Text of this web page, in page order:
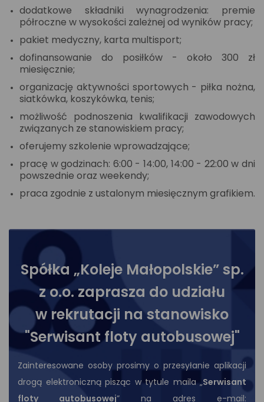
dodatkowe składniki wynagrodzenia: premie
półroczne w wysokości zależnej od wyników pracy;
pakiet medyczny, karta multisport;
dofinansowanie do posiłków - około 300 zł
miesięcznie;
organizację aktywności sportowych - piłka nożna,
siatkówka, koszykówka, tenis;
możliwość podnoszenia kwalifikacji zawodowych
związanych ze stanowiskiem pracy;
oferujemy szkolenie wprowadzające;
pracę w godzinach: 6:00 - 14:00, 14:00 - 22:00 w dni
powszednie oraz weekendy;
praca zgodnie z ustalonym miesięcznym grafikiem.
Spółka „Koleje Małopolskie” sp.
z o.o. zaprasza do udziału
w rekrutacji na stanowisko
"Serwisant floty autobusowej"
Zainteresowane osoby prosimy o przesyłanie aplikacji
drogą elektroniczną pisząc w tytule maila „Serwisant
floty autobusowej” na adres e-mail: